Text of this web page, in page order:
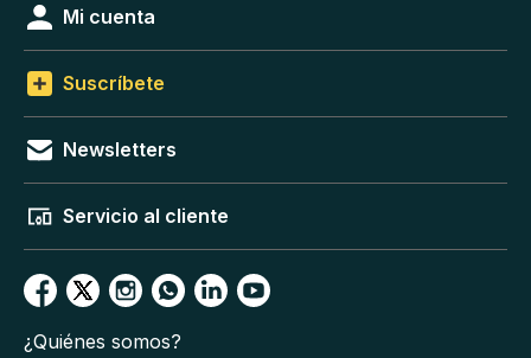
Mi cuenta
Suscríbete
Newsletters
Servicio al cliente
¿Quiénes somos?